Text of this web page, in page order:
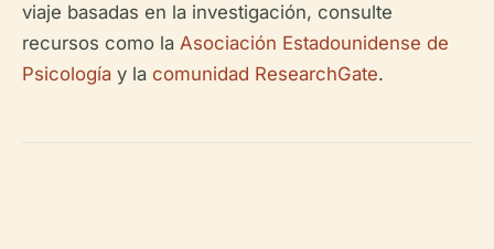
viaje basadas en la investigación, consulte
recursos como la Asociación Estadounidense de
Psicología y la comunidad ResearchGate.